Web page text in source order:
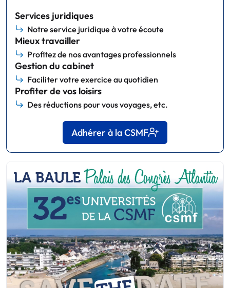
Services juridiques
Notre service juridique à votre écoute
Mieux travailler
Profitez de nos avantages professionnels
Gestion du cabinet
Faciliter votre exercice au quotidien
Profiter de vos loisirs
Des réductions pour vous voyages, etc.
Adhérer à la CSMF